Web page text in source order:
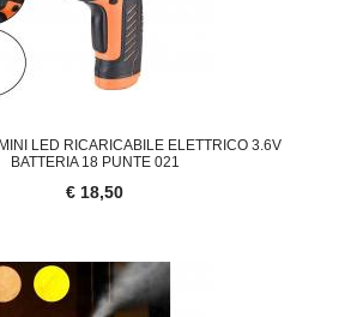
LED RICARICABILE ELETTRICO 3.6V
BATTERIA 18 PUNTE 021
€ 18,50